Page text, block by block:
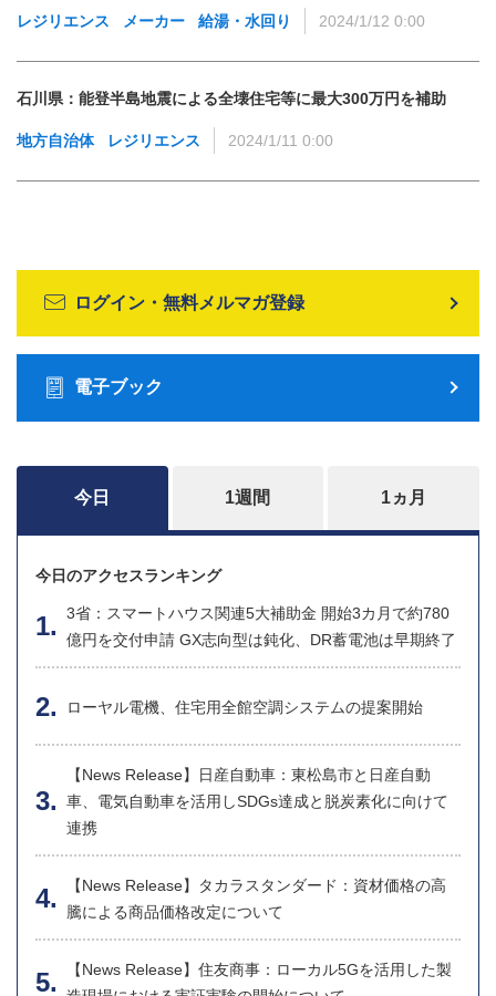
レジリエンス メーカー 給湯・水回り 2024/1/12 0:00
石川県：能登半島地震による全壊住宅等に最大300万円を補助
地方自治体 レジリエンス 2024/1/11 0:00
ログイン・無料メルマガ登録
電子ブック
今日 1週間 1ヵ月
今日のアクセスランキング
3省：スマートハウス関連5大補助金 開始3カ月で約780
億円を交付申請 GX志向型は鈍化、DR蓄電池は早期終了
ローヤル電機、住宅用全館空調システムの提案開始
【News Release】日産自動車：東松島市と日産自動
車、電気自動車を活用しSDGs達成と脱炭素化に向けて
連携
【News Release】タカラスタンダード：資材価格の高
騰による商品価格改定について
【News Release】住友商事：ローカル5Gを活用した製